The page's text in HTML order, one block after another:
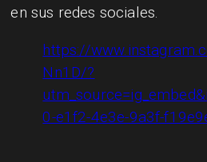
en sus redes sociales.
https://
Nn1D/?
0-e1f2-4e3e-9a3f-